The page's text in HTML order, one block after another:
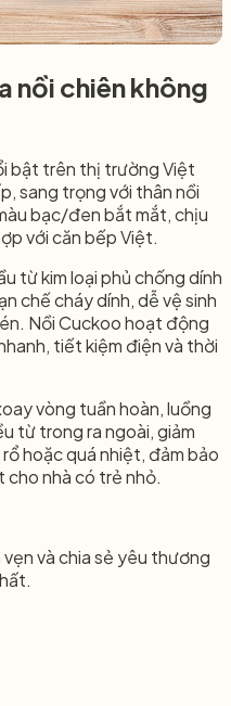
nồi chiên không
bật trên thị trường Việt
sang trọng với thân nồi
bạc/đen bắt mắt, chịu
với căn bếp Việt.
từ kim loại phủ chống dính
chế cháy dính, dễ vệ sinh
Nồi Cuckoo hoạt động
tiết kiệm điện và thời
vòng tuần hoàn, luồng
từ trong ra ngoài, giảm
hoặc quá nhiệt, đảm bảo
cho nhà có trẻ nhỏ.
và chia sẻ yêu thương